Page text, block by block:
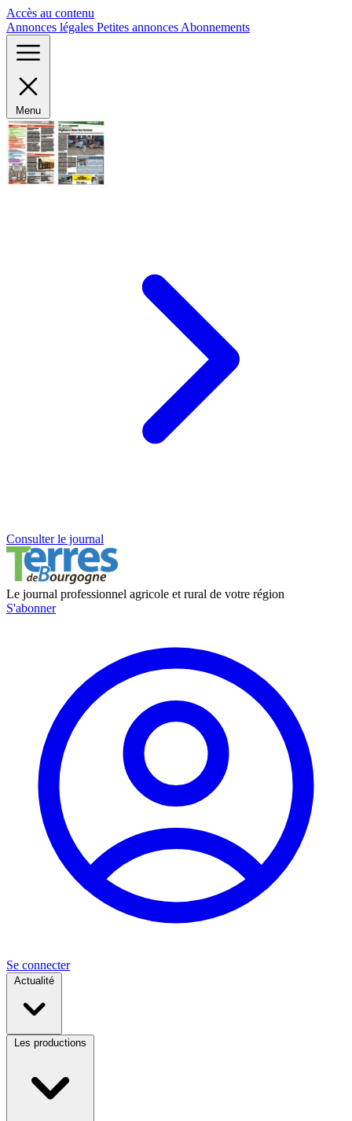
Accès au contenu
Annonces légales Petites annonces Abonnements
Menu
Consulter le journal
Le journal professionnel agricole et rural de votre région
S'abonner
Se connecter
Actualité
Les productions
Panneau de gestion des cookies